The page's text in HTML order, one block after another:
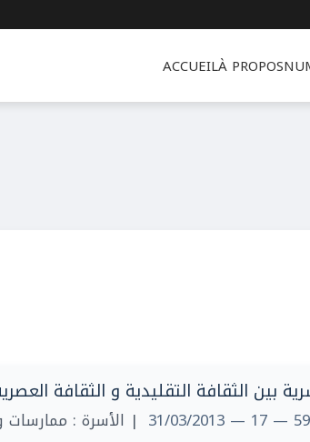
ACCUEILÀ PROPOS
بين الثقافة التقليدية و الثقافة
| الأسرة : ممارسات